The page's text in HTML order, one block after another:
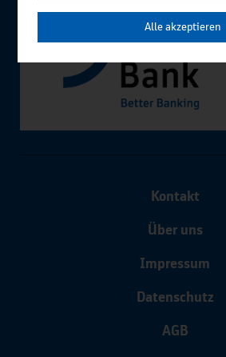
Kontakt
Über uns
Impressum
Datenschutz
AGB
Alle akzeptieren